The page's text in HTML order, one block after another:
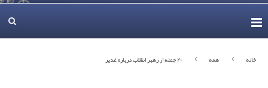
خانه همه ۲۰ جمله از رهبر انقلاب درباره غدیر